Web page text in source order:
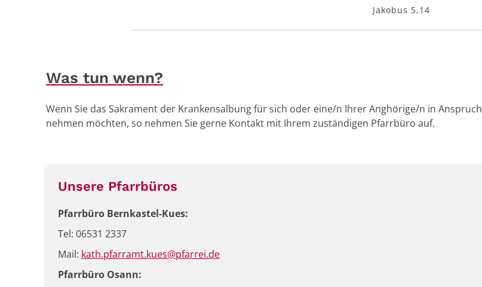
Jakobus 5,14
Was tun wenn?
Wenn Sie das Sakrament der Krankensalbung für sich oder eine/n Ihrer Anghörige/n in Anspruch
nehmen möchten, so nehmen Sie gerne Kontakt mit Ihrem zuständigen Pfarrbüro auf.
Unsere Pfarrbüros
Pfarrbüro Bernkastel-Kues:
Tel: 06531 2337
Mail: kath.pfarramt.kues@pfarrei.de
Pfarrbüro Osann: